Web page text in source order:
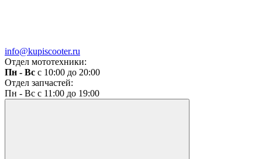
info@kupiscooter.ru
Отдел мототехники:
Пн - Вс с 10:00 до 20:00
Отдел запчастей:
Пн - Вс с 11:00 до 19:00